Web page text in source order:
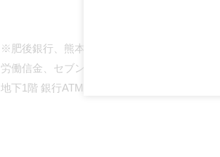
※肥後銀行、熊本銀行、熊本第一信金、熊本
労働信金、セブン銀行はB1Fにございます
地下1階 銀行ATMのご案内へ